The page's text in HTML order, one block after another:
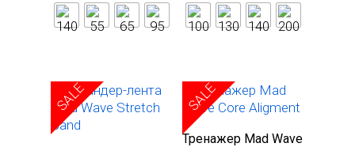
SALE
В корзину
SALE
Тренажер Mad Wave